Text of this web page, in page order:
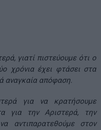
γιατί πιστεύουμε ότι ο
χρόνια έχει φτάσει στα
αναγκαία απόφαση.
για να κρατήσουμε
για την Αριστερά, την
αντιπαρατεθούμε στον